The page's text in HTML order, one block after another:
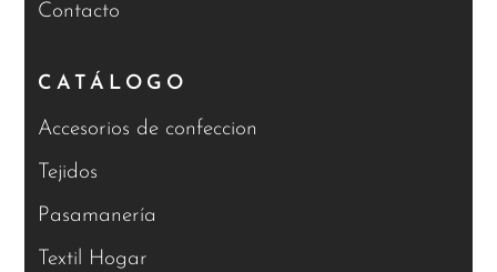
Contacto
CATÁLOGO
Accesorios de confeccion
Tejidos
Pasamanería
Textil Hogar